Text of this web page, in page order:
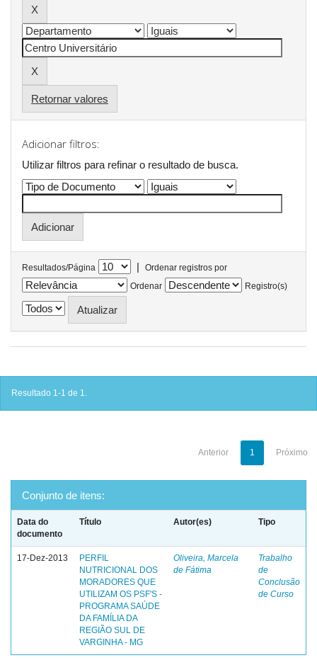
Retornar valores
Adicionar filtros:
Utilizar filtros para refinar o resultado de busca.
Resultados/Página |
Ordenar registros por
Ordenar
Registro(s)
Resultado 1-1 de 1.
Anterior 1 Próximo
Conjunto de itens:
Data do
documento
Título Autor(es) Tipo
17-Dez-2013
PERFIL
NUTRICIONAL DOS
MORADORES QUE
UTILIZAM OS PSF'S -
PROGRAMA SAÚDE
DA FAMÍLIA DA
REGIÃO SUL DE
VARGINHA - MG
Oliveira, Marcela
de Fátima
Trabalho
de
Conclusão
de Curso